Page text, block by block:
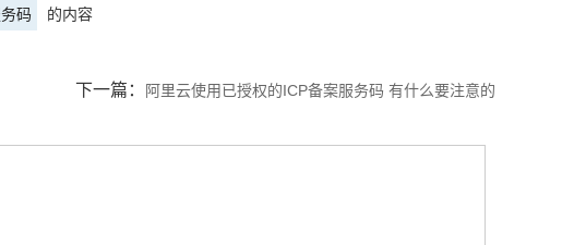
码 的内容
下一篇： 阿里云使用已授权的ICP备案服务码 有什么要注意的